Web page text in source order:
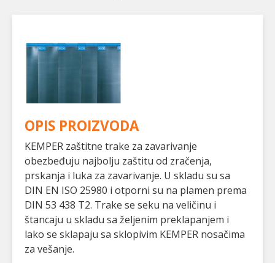
OPIS PROIZVODA
KEMPER zaštitne trake za zavarivanje
obezbeđuju najbolju zaštitu od zračenja,
prskanja i luka za zavarivanje. U skladu su sa
DIN EN ISO 25980 i otporni su na plamen prema
DIN 53 438 T2. Trake se seku na veličinu i
štancaju u skladu sa željenim preklapanjem i
lako se sklapaju sa sklopivim KEMPER nosačima
za vešanje.